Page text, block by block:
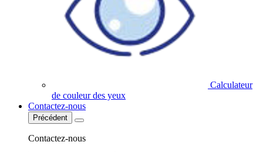
Calculateur
de couleur des yeux
Contactez-nous
Précédent
Contactez-nous